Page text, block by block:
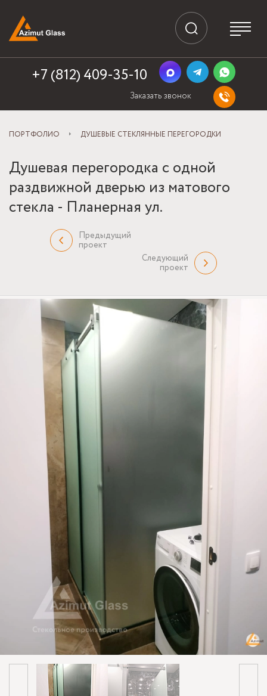
+7 (812) 409-35-10
Заказать звонок
ПОРТФОЛИО ДУШЕВЫЕ СТЕКЛЯННЫЕ ПЕРЕГОРОДКИ
Душевая перегородка с одной
раздвижной дверью из матового
стекла - Планерная ул.
Предыдущий
проект
Следующий
проект